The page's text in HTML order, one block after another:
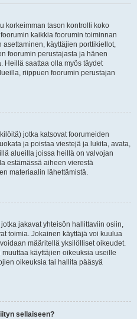
korkeimman tason kontrolli koko
kaikkia foorumin toiminnan
käyttäjien porttikiellot,
foorumin perustajasta ja hänen
Heillä saattaa olla myös täydet
riippuen foorumin perustajan
jotka katsovat foorumeiden
ja poistaa viestejä ja lukita, avata,
alueilla joissa heillä on valvojan
estämässä aiheen vierestä
materiaalin lähettämistä.
jakavat yhteisön hallittaviin osiin,
toimia. Jokainen käyttäjä voi kuulua
määritellä yksilölliset oikeudet.
käyttäjien oikeuksia useille
oikeuksia tai hallita pääsyä
sellaiseen?